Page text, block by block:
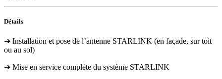
Détails
➔ Installation et pose de l’antenne STARLINK (en façade, sur toit
ou au sol)
➔ Mise en service complète du système STARLINK